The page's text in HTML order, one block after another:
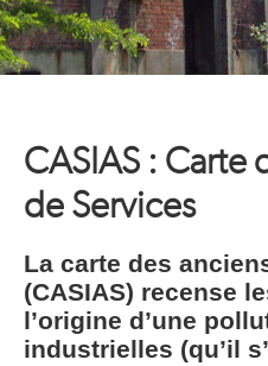
CASIAS : Carte
de Services
La carte des
(CASIAS) recense
l’origine d’une
industrielles (qu’il